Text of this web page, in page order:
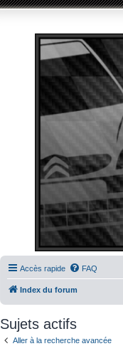
Accès rapide FAQ
Index du forum
Sujets actifs
Aller à la recherche avancée